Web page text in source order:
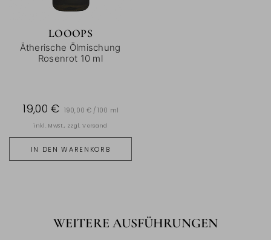
LOOOPS
Ätherische Ölmischung
Rosenrot 10 ml
IN DEN WARENKORB
19,00 € 190,00 € / 100 ml
inkl. MwSt., zzgl.Versand
WEITERE AUSFÜHRUNGEN